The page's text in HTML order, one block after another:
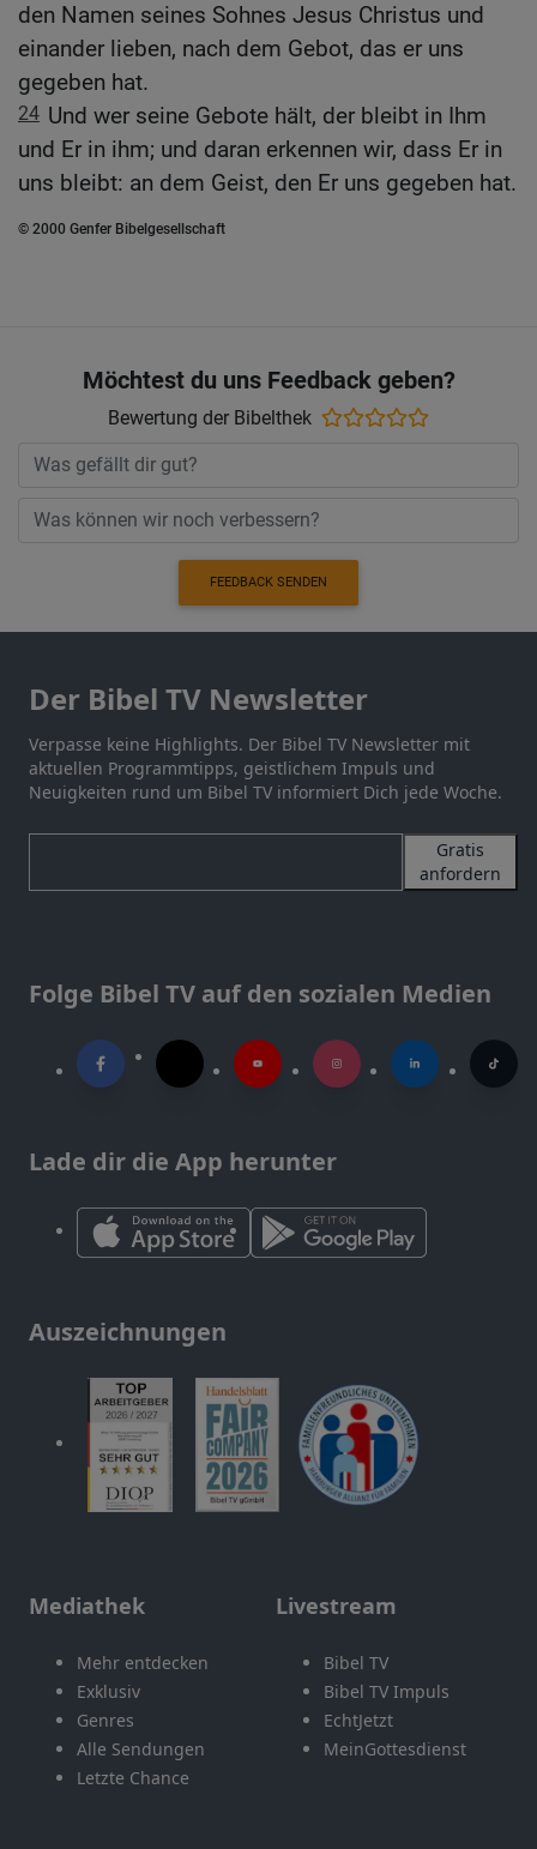
den Namen seines Sohnes Jesus Christus und
einander lieben, nach dem Gebot, das er uns
gegeben hat.
24 Und wer seine Gebote hält, der bleibt in Ihm
und Er in ihm; und daran erkennen wir, dass Er in
uns bleibt: an dem Geist, den Er uns gegeben hat.
© 2000 Genfer Bibelgesellschaft
Möchtest du uns Feedback geben?
Bewertung der Bibelthek
FEEDBACK SENDEN
Der Bibel TV Newsletter
Verpasse keine Highlights. Der Bibel TV Newsletter mit
aktuellen Programmtipps, geistlichem Impuls und
Neuigkeiten rund um Bibel TV informiert Dich jede Woche.
Gratis
anfordern
Folge Bibel TV auf den sozialen Medien
Lade dir die App herunter
Auszeichnungen
Mediathek
Mehr entdecken
Exklusiv
Genres
Alle Sendungen
Letzte Chance
Livestream
Bibel TV
Bibel TV Impuls
EchtJetzt
MeinGottesdienst